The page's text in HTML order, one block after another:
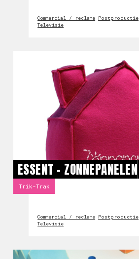
Commercial / reclame Postproductie
Televisie
ESSENT - ZONNEPANELEN
Trik-Trak
Commercial / reclame Postproductie
Televisie